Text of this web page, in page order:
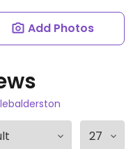
Add Photos